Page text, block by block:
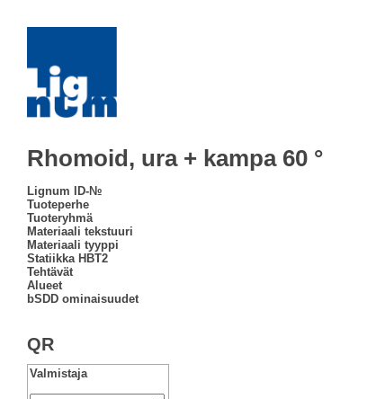
Rhomoid, ura + kampa 60 °
Lignum ID-№
Tuoteperhe
Tuoteryhmä
Materiaali tekstuuri
Materiaali tyyppi
Statiikka HBT2
Tehtävät
Alueet
bSDD ominaisuudet
QR
Valmistaja